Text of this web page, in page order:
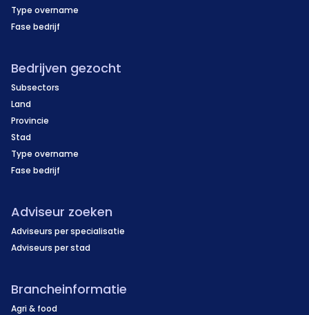
Type overname
Fase bedrijf
Bedrijven gezocht
Subsectors
Land
Provincie
Stad
Type overname
Fase bedrijf
Adviseur zoeken
Adviseurs per specialisatie
Adviseurs per stad
Brancheinformatie
Agri & food